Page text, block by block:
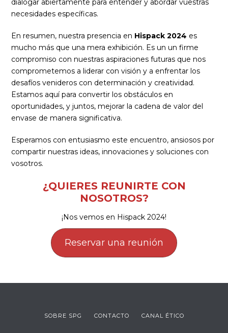
dialogar abiertamente para entender y abordar vuestras
necesidades específicas.
En resumen, nuestra presencia en Hispack 2024 es
mucho más que una mera exhibición. Es un un firme
compromiso con nuestras aspiraciones futuras que nos
comprometemos a liderar con visión y a enfrentar los
desafíos venideros con determinación y creatividad.
Estamos aquí para convertir los obstáculos en
oportunidades, y juntos, mejorar la cadena de valor del
envase de manera significativa.
Esperamos con entusiasmo este encuentro, ansiosos por
compartir nuestras ideas, innovaciones y soluciones con
vosotros.
¿QUIERES REUNIRTE CON
NOSOTROS?
¡Nos vemos en Hispack 2024!
Reservar una reunión
SOBRE SPG CONTACTO CANAL ÉTICO